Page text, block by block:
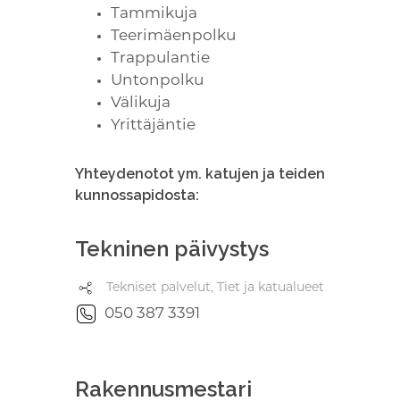
Tammikuja
Teerimäenpolku
Trappulantie
Untonpolku
Välikuja
Yrittäjäntie
Yhteydenotot ym. katujen ja teiden
kunnossapidosta:
Tekninen päivystys
Tekniset palvelut, Tiet ja katualueet
050 387 3391
Rakennusmestari